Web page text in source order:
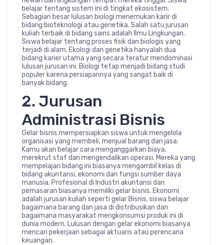
belajar tentang sistem ini di tingkat ekosistem.
Sebagian besar lulusan biologi menemukan karir di
bidang bioteknologi atau genetika. Salah satu jurusan
kuliah terbaik di bidang sains adalah Ilmu Lingkungan.
Siswa belajar tentang proses fisik dan biologis yang
terjadi di alam. Ekologi dan genetika hanyalah dua
bidang karier utama yang secara teratur mendominasi
lulusan jurusan ini. Biologi tetap menjadi bidang studi
populer karena persiapannya yang sangat baik di
banyak bidang.
2. Jurusan
Administrasi Bisnis
Gelar bisnis mempersiapkan siswa untuk mengelola
organisasi yang membeli, menjual barang dan jasa.
Kamu akan belajar cara menganggarkan biaya,
merekrut staf dan mengendalikan operasi. Mereka yang
mempelajari bidang ini biasanya mengambil kelas di
bidang akuntansi, ekonomi dan fungsi sumber daya
manusia. Profesional di Industri akuntansi dan
pemasaran biasanya memiliki gelar bisnis. Ekonomi
adalah jurusan kuliah seperti gelar Bisnis, siswa belajar
bagaimana barang dan jasa di distribusikan dan
bagaimana masyarakat mengkonsumsi produk ini di
dunia modern. Lulusan dengan gelar ekonomi biasanya
mencari pekerjaan sebagai aktuaris atau perencana
keuangan.